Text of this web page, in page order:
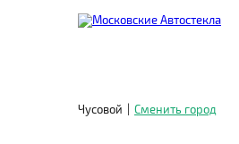
Чусовой Сменить город